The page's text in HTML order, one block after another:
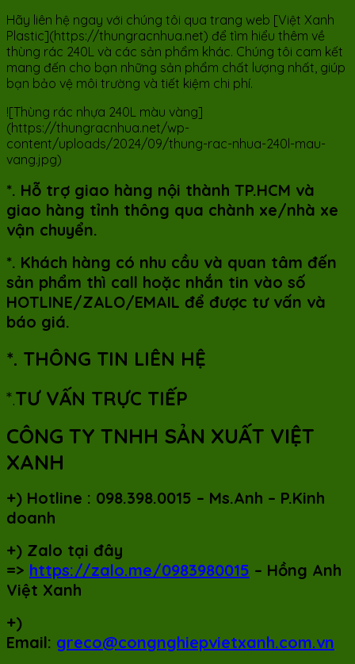
Hãy liên hệ ngay với chúng tôi qua trang web [Việt Xanh
Plastic](https://thungracnhua.net) để tìm hiểu thêm về
thùng rác 240L và các sản phẩm khác. Chúng tôi cam kết
mang đến cho bạn những sản phẩm chất lượng nhất, giúp
bạn bảo vệ môi trường và tiết kiệm chi phí.
![Thùng rác nhựa 240L màu vàng]
(https://thungracnhua.net/wp-
content/uploads/2024/09/thung-rac-nhua-240l-mau-
vang.jpg)
*. Hỗ trợ giao hàng nội thành TP.HCM và
giao hàng tỉnh thông qua chành xe/nhà xe
vận chuyển.
*. Khách hàng có nhu cầu và quan tâm đến
sản phẩm thì call hoặc nhắn tin vào số
HOTLINE/ZALO/EMAIL để được tư vấn và
báo giá.
*. THÔNG TIN LIÊN HỆ
*.TƯ VẤN TRỰC TIẾP
CÔNG TY TNHH SẢN XUẤT VIỆT
XANH
+) Hotline : 098.398.0015 – Ms.Anh – P.Kinh
doanh
+) Zalo tại đây
=> https://zalo.me/0983980015 – Hồng Anh
Việt Xanh
+)
Email: greco@congnghiepvietxanh.com.vn